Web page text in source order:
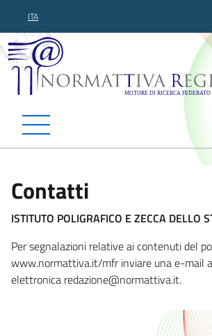
ITA
Normattiva
Contatti
ISTITUTO POLIGRAFICO E ZECCA DELLO
Per segnalazioni relative ai contenuti del
www.normattiva.it/mfr inviare una e-mail
elettronica redazione@normattiva.it.